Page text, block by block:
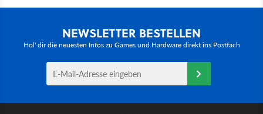
NEWSLETTER BESTELLEN
Hol' dir die neuesten Infos zu Games und Hardware direkt ins Postfach